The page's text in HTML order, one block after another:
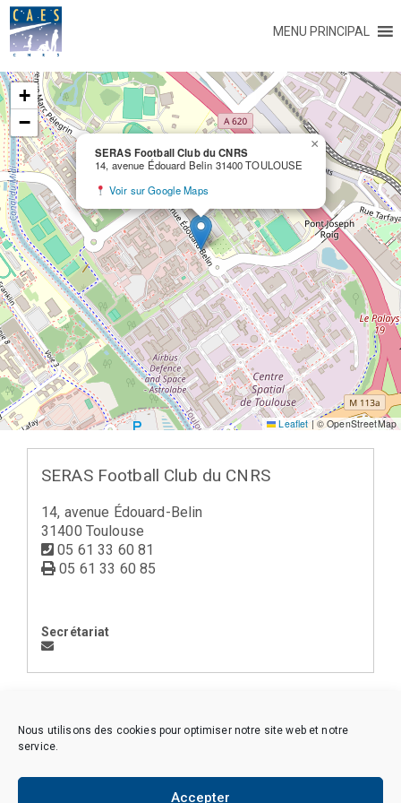
Nous utilisons des cookies pour optimiser notre site web et notre
service.
Accepter
MENU PRINCIPAL
SERAS Football Club du CNRS
14, avenue Édouard Belin 31400 TOULOUSE
Voir sur Google Maps
×
+
−
Leaflet |© OpenStreetMap
SERAS Football Club du CNRS
14, avenue Édouard-Belin
31400 Toulouse
05 61 33 60 81
05 61 33 60 85
Secrétariat
Copyright © 2026 CAES du CNRS. Tous droits réservés.